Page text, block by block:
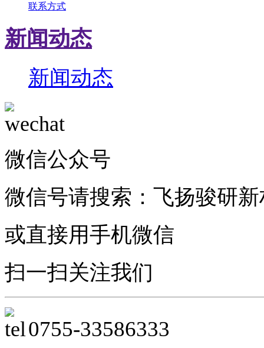
联系方式
新闻动态
新闻动态
微信公众号
微信号请搜索：飞扬骏研
或直接用手机微信
扫一扫关注我们
0755-33586333